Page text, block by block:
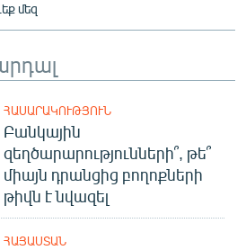
մեզ
ՀԱՍԱՐԱԿՈՒԹՅՈՒՆ
Բանկային
զեղծարարությունների՞, թե՞
միայն դրանցից բողոքների
թիվն է նվազել
ՀԱՅԱՍՏԱՆ